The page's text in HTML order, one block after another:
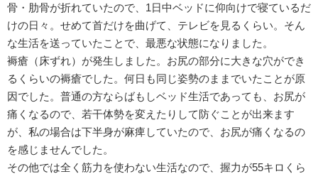
骨・肋骨が折れていたので、1日中ベッドに仰向けで寝ているだ
けの日々。せめて首だけを曲げて、テレビを見るくらい。そん
な生活を送っていたことで、最悪な状態になりました。
褥瘡（床ずれ）が発生しました。お尻の部分に大きな穴ができ
るくらいの褥瘡でした。何日も同じ姿勢のままでいたことが原
因でした。普通の方ならばもしベッド生活であっても、お尻が
痛くなるので、若干体勢を変えたりして防ぐことが出来ます
が、私の場合は下半身が麻痺していたので、お尻が痛くなるの
を感じませんでした。
その他では全く筋力を使わない生活なので、握力が55キロくら